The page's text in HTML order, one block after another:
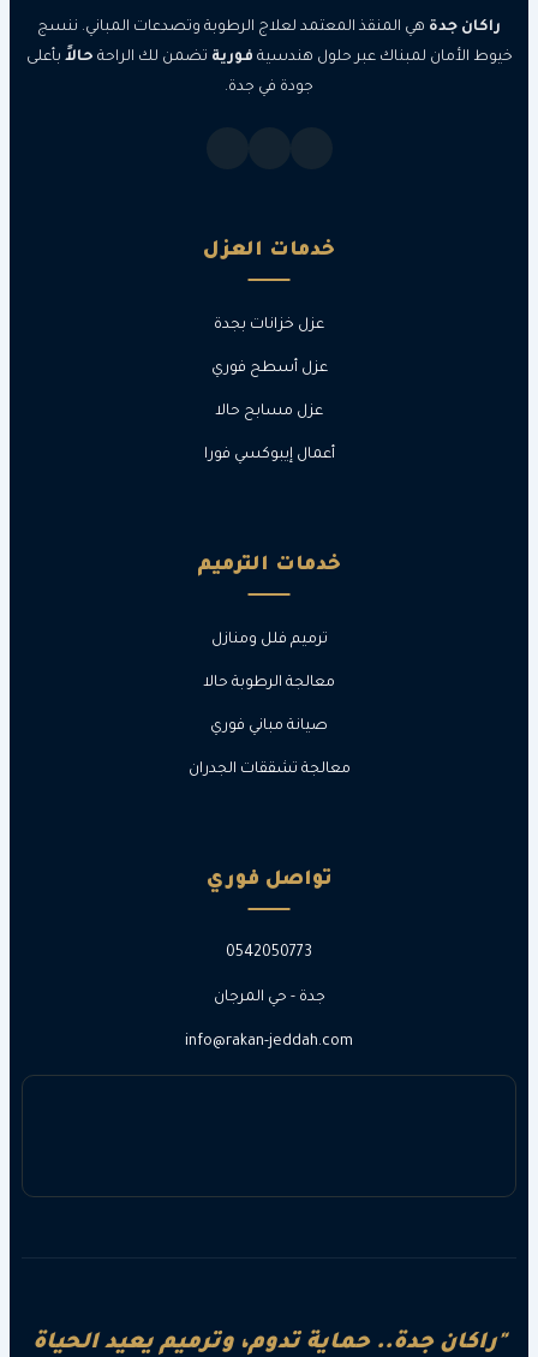
هي المنقذ المعتمد لعلاج الرطوبة وتصدعات المباني. ننسج
لمبناك عبر حلول هندسيةفوريةتضمن لك الراحةحالاًبأعلى
جودة في جدة.
خدمات العزل
عزل خزانات بجدة
عزل أسطح فوري
عزل مسابح حالا
أعمال إيبوكسي فورا
خدمات الترميم
ترميم فلل ومنازل
معالجة الرطوبة حالا
صيانة مباني فوري
معالجة تشققات الجدران
تواصل فوري
جدة - حي المرجان
info@rakan-jeddah.com
جدة.. حماية تدوم، وترميم يعيد الحياة